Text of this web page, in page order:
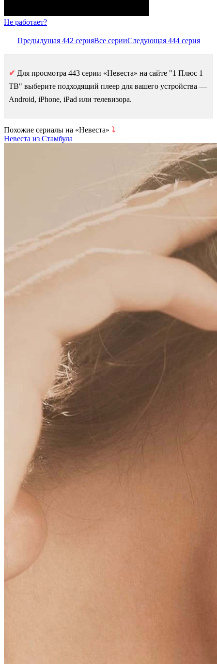
Не работает?
Предыдущая 442 серияВсе серииСледующая 444 серия
✔ Для просмотра 443 серии «Невеста» на сайте "1 Плюс 1
ТВ" выберите подходящий плеер для вашего устройства —
Android, iPhone, iPad или телевизора.
Похожие сериалы на «Невеста» ⤵
Невеста из Стамбула